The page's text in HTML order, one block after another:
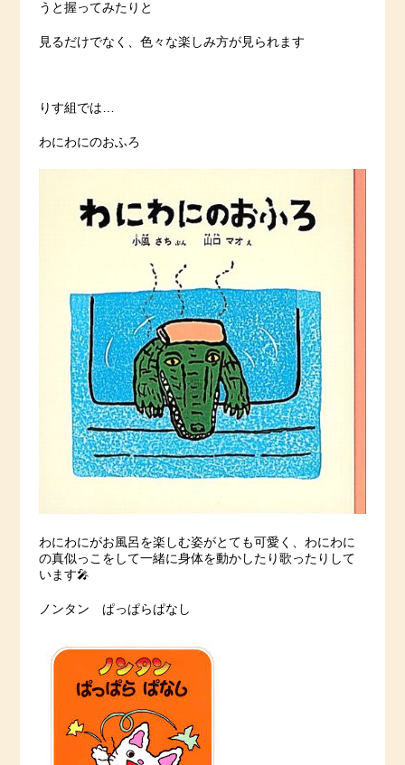
うと握ってみたりと
見るだけでなく、色々な楽しみ方が見られます
りす組では…
わにわにのおふろ
わにわにがお風呂を楽しむ姿がとても可愛く、わにわに
の真似っこをして一緒に身体を動かしたり歌ったりして
います🎤
ノンタン ぱっぱらぱなし